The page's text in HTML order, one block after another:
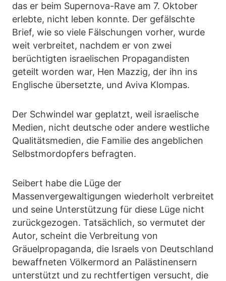
das er beim Supernova-Rave am 7. Oktober
erlebte, nicht leben konnte. Der gefälschte
Brief, wie so viele Fälschungen vorher, wurde
weit verbreitet, nachdem er von zwei
berüchtigten israelischen Propagandisten
geteilt worden war, Hen Mazzig, der ihn ins
Englische übersetzte, und Aviva Klompas.
Der Schwindel war geplatzt, weil israelische
Medien, nicht deutsche oder andere westliche
Qualitätsmedien, die Familie des angeblichen
Selbstmordopfers befragten.
Seibert habe die Lüge der
Massenvergewaltigungen wiederholt verbreitet
und seine Unterstützung für diese Lüge nicht
zurückgezogen. Tatsächlich, so vermutet der
Autor, scheint die Verbreitung von
Gräuelpropaganda, die Israels von Deutschland
bewaffneten Völkermord an Palästinensern
unterstützt und zu rechtfertigen versucht, die